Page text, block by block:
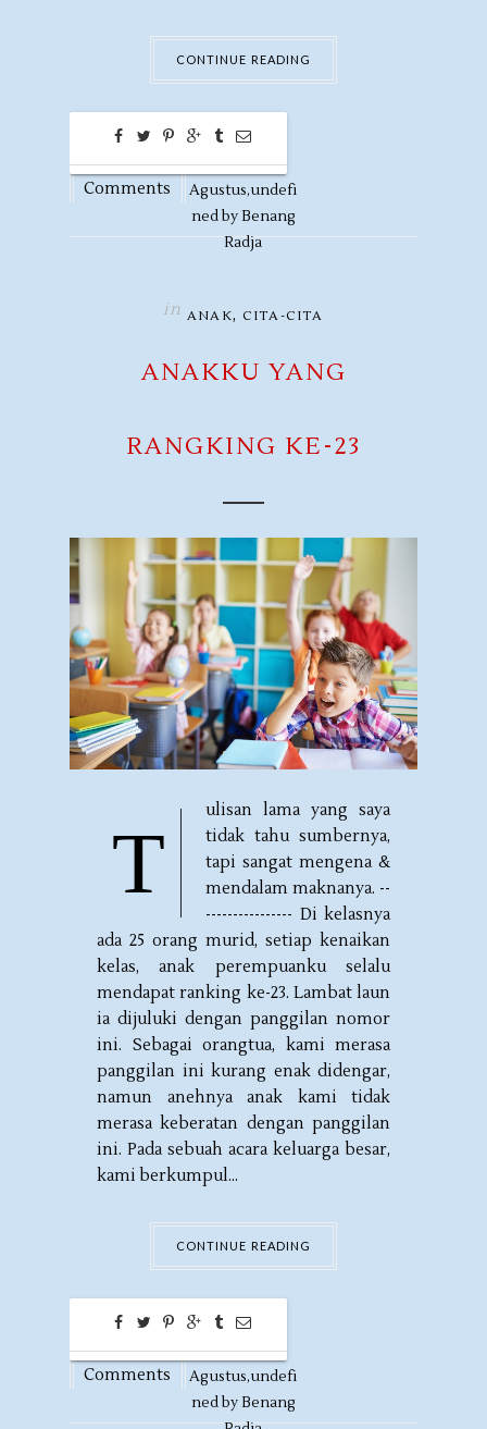
CONTINUE READING
0
Comments
26
Agustus,undefi
ned byBenang
Radja
in ANAK, CITA-CITA
ANAKKU YANG
RANGKING KE-23
T
ulisan lama yang saya
tidak tahu sumbernya,
tapi sangat mengena &
mendalam maknanya. --
---------------- Di kelasnya
ada 25 orang murid, setiap kenaikan
kelas, anak perempuanku selalu
mendapat ranking ke-23. Lambat laun
ia dijuluki dengan panggilan nomor
ini. Sebagai orangtua, kami merasa
panggilan ini kurang enak didengar,
namun anehnya anak kami tidak
merasa keberatan dengan panggilan
ini. Pada sebuah acara keluarga besar,
kami berkumpul...
CONTINUE READING
0
Comments
20
Agustus,undefi
ned byBenang